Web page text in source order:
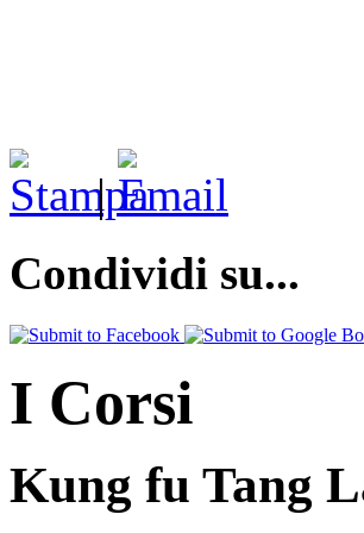
|
Condividi su...
I Corsi
Kung fu Tang